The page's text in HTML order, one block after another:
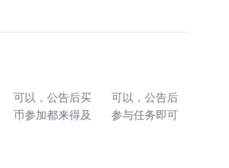
可以，公告后买
币参加都来得及
可以，公告后
参与任务即可